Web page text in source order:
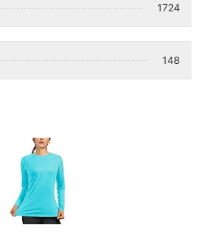
1724
148